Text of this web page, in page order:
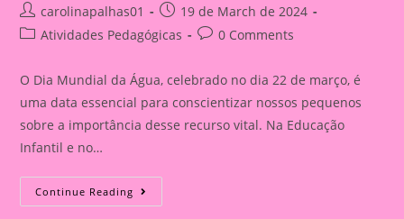
Post
author:
carolinapalhas01
Post
published:
19 de March de 2024
PostAtividades Pedagógicas
Post0 Comments
O Dia Mundial da Água, celebrado no dia 22 de março, é
uma data essencial para conscientizar nossos pequenos
sobre a importância desse recurso vital. Na Educação
Infantil e no…
Continue Reading Ideias
De